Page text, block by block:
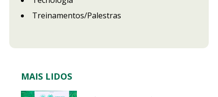
Treinamentos/Palestras
MAIS LIDOS